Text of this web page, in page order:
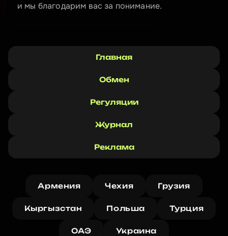
и мы благодарим вас за понимание.
Главная
Обмен
Регуляции
Журнал
Реклама
Армения Чехия Грузия
Кыргызстан Польша Турция
ОАЭ Украина